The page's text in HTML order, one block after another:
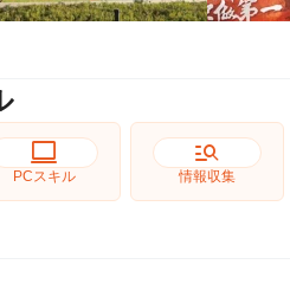
computer
PCスキル
manage_search
情報収集